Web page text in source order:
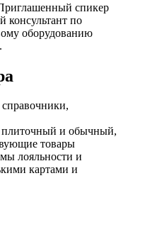
спикер
консультант по
оборудованию
плиточный и обычный,
товары
лояльности и
картами и